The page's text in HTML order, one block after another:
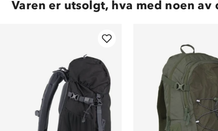
Varen er utsolgt, hva med noen av